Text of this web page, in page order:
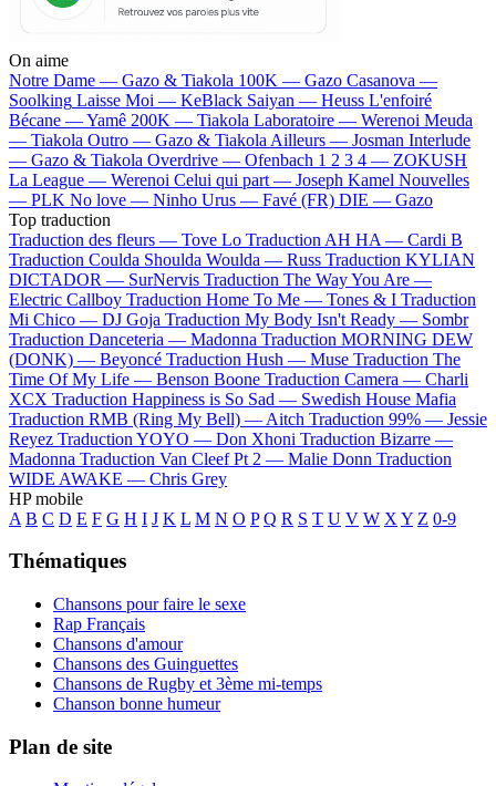
On aime
Notre Dame — Gazo & Tiakola 100K — Gazo Casanova —
Soolking Laisse Moi — KeBlack Saiyan — Heuss L'enfoiré
Bécane —Yamê 200K — Tiakola Laboratoire — Werenoi Meuda
— Tiakola Outro — Gazo & Tiakola Ailleurs — Josman Interlude
— Gazo & Tiakola Overdrive — Ofenbach 1 2 3 4 — ZOKUSH
La League — Werenoi Celui qui part — Joseph Kamel Nouvelles
— PLK No love — Ninho Urus — Favé (FR) DIE — Gazo
Top traduction
Traduction des fleurs — Tove Lo Traduction AH HA — Cardi B
Traduction Coulda Shoulda Woulda — Russ Traduction KYLIAN
DICTADOR — SurNervis Traduction The Way You Are —
Electric Callboy Traduction Home To Me — Tones & I Traduction
Mi Chico — DJ Goja Traduction My Body Isn't Ready — Sombr
Traduction Danceteria — Madonna Traduction MORNING DEW
(DONK) — Beyoncé Traduction Hush — Muse Traduction The
Time Of My Life — Benson Boone Traduction Camera — Charli
XCX Traduction Happiness is So Sad — Swedish House Mafia
Traduction RMB (Ring My Bell) — Aitch Traduction 99% — Jessie
Reyez Traduction YOYO — Don Xhoni Traduction Bizarre —
Madonna Traduction Van Cleef Pt 2 — Malie Donn Traduction
WIDE AWAKE — Chris Grey
HP mobile
A B C D E F G H I J K L M N O P Q R S T U V W X Y Z 0-9
Thématiques
Chansons pour faire le sexe
Rap Français
Chansons d'amour
Chansons des Guinguettes
Chansons de Rugby et 3ème mi-temps
Chanson bonne humeur
Plan de site